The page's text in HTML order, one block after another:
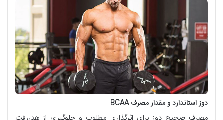
دوز استاندارد و مقدار مصرفBCAA